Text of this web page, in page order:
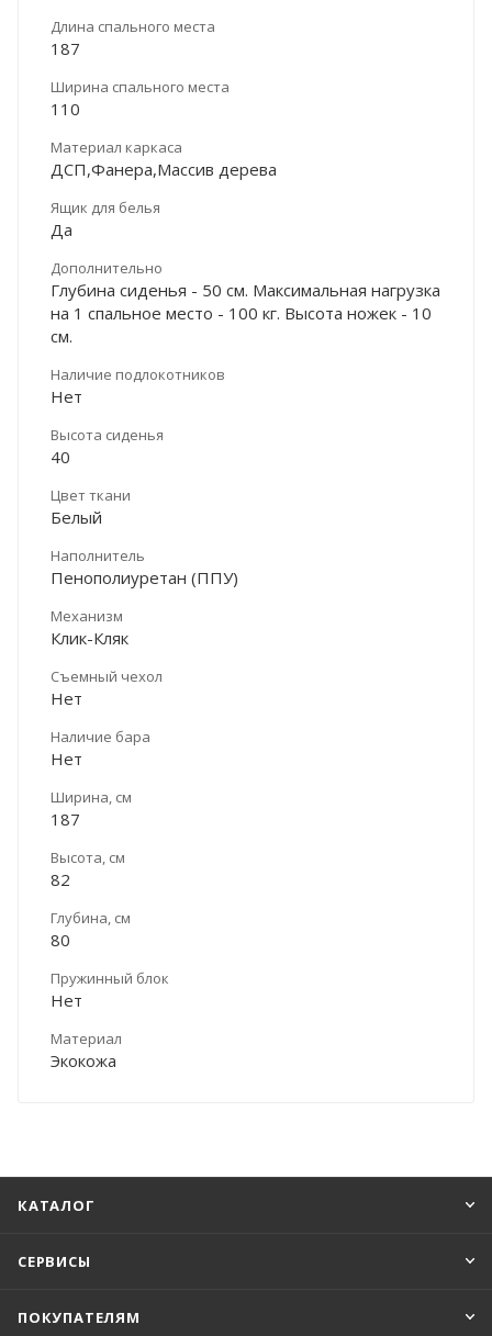
Длина спального места
187
Ширина спального места
110
Материал каркаса
ДСП,Фанера,Массив дерева
Ящик для белья
Да
Дополнительно
Глубина сиденья - 50 см. Максимальная нагрузка
на 1 спальное место - 100 кг. Высота ножек - 10
см.
Наличие подлокотников
Нет
Высота сиденья
40
Цвет ткани
Белый
Наполнитель
Пенополиуретан (ППУ)
Механизм
Клик-Кляк
Съемный чехол
Нет
Наличие бара
Нет
Ширина, см
187
Высота, см
82
Глубина, см
80
Пружинный блок
Нет
Материал
Экокожа
КАТАЛОГ
СЕРВИСЫ
ПОКУПАТЕЛЯМ